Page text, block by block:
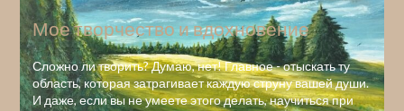
Мое творчество и вдохновение
Сложно ли творить? Думаю, нет! Главное - отыскать ту
область, которая затрагивает каждую струну вашей души.
И даже, если вы не умеете этого делать, научиться при